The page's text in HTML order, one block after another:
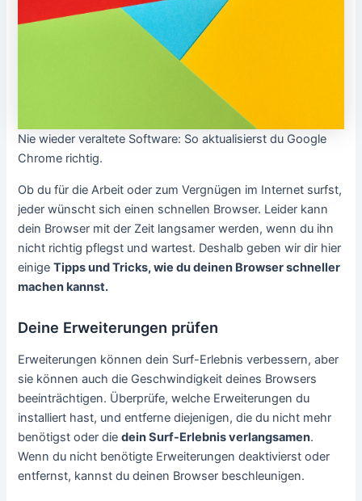
Nie wieder veraltete Software: So aktualisierst du Google
Chrome richtig.
Ob du für die Arbeit oder zum Vergnügen im Internet surfst,
jeder wünscht sich einen schnellen Browser. Leider kann
dein Browser mit der Zeit langsamer werden, wenn du ihn
nicht richtig pflegst und wartest. Deshalb geben wir dir hier
einigeTipps und Tricks, wie du deinen Browser schneller
machen kannst.
Deine Erweiterungen prüfen
Erweiterungen können dein Surf-Erlebnis verbessern, aber
sie können auch die Geschwindigkeit deines Browsers
beeinträchtigen. Überprüfe, welche Erweiterungen du
installiert hast, und entferne diejenigen, die du nicht mehr
benötigst oder diedein Surf-Erlebnis verlangsamen.
Wenn du nicht benötigte Erweiterungen deaktivierst oder
entfernst, kannst du deinen Browser beschleunigen.